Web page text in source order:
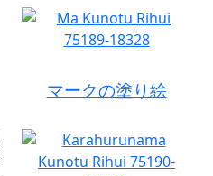
マークの塗り絵